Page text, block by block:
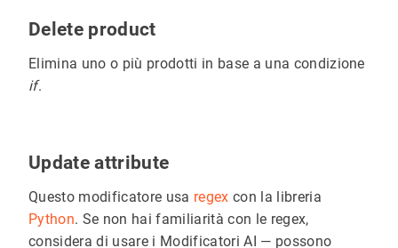
Delete product
Elimina uno o più prodotti in base a una condizione
if.
Update attribute
Questo modificatore usa regex con la libreria
Python. Se non hai familiarità con le regex,
considera di usare i Modificatori AI — possono